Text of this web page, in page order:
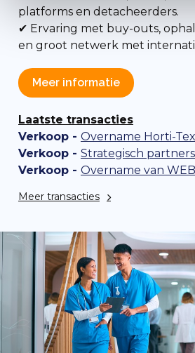
platforms en detacheerders.
✔ Ervaring met buy-outs,
en groot netwerk met
Meer informatie
Laatste transacties
Verkoop - Overname Horti-
Verkoop - Strategisch partnerschap Deciso
Verkoop - Overname van WEB
Meer transacties